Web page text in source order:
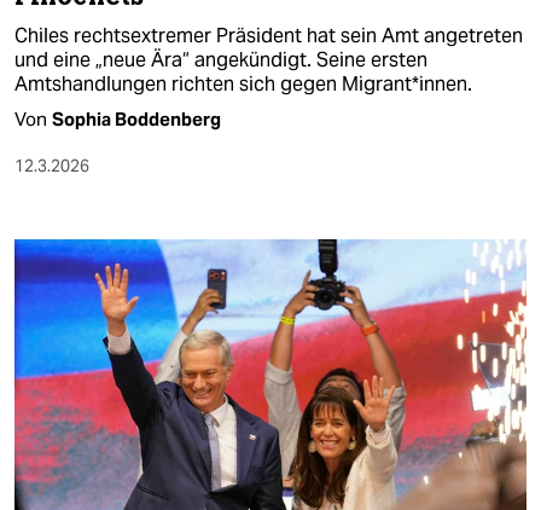
veranstaltungen
shop
fragen & hilfe
abo
genossenschaft
epaper login
Chiles rechtsextremer Präsident hat sein Amt angetreten
und eine „neue Ära“ angekündigt. Seine ersten
Amtshandlungen richten sich gegen Migrant*innen.
Von Sophia Boddenberg
12.3.2026